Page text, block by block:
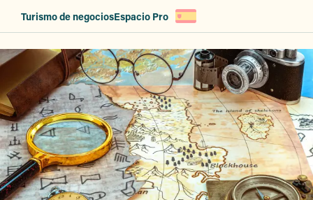
principal
Turismo de negociosEspacio Pro